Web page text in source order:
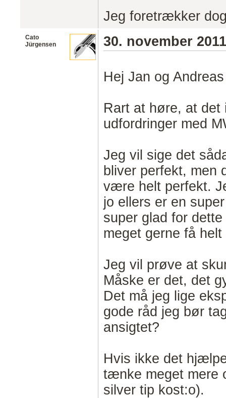
Jeg foretrækker
Cato
Jürgensen
30. november 2011
Hej Jan og Andreas
Rart at høre, at det
udfordringer med
Jeg vil sige det
bliver perfekt, men
være helt perfekt.
jo ellers er en
super glad for
meget gerne få
Jeg vil prøve at
Måske er det, det
Det må jeg lige
gode råd jeg bør
ansigtet?
Hvis ikke det
tænke meget mere
silver tip kost:o).